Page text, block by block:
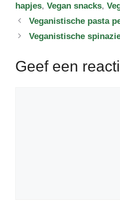
hapjes, Vegan snacks,
Veganistische pasta
Veganistische
Geef een